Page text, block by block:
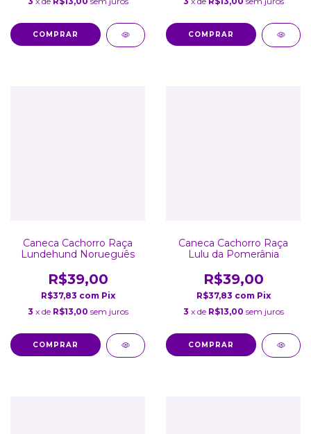
Caneca Cachorro Raça
Lundehund Norueguês
R$39,00
R$37,83 com Pix
3 x de R$13,00 sem juros
Caneca Cachorro Raça
Lulu da Pomerânia
R$39,00
R$37,83 com Pix
3 x de R$13,00 sem juros